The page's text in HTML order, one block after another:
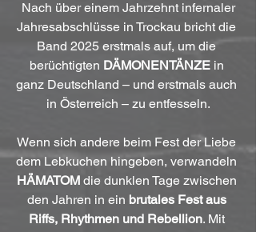
Jahresabschlüsse in Trockau bricht die
Band 2025 erstmals auf, um die
berüchtigten DÄMONENTÄNZE in
ganz Deutschland – und erstmals auch
in Österreich – zu entfesseln.
Wenn sich andere beim Fest der Liebe
dem Lebkuchen hingeben, verwandeln
HÄMATOM die dunklen Tage zwischen
den Jahren in ein brutales Fest aus
Riffs, Rhythmen und Rebellion. Mit